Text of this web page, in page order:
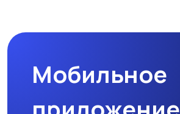
Мобильное